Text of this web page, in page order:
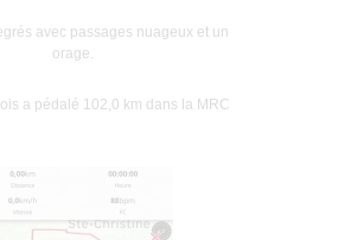
avec passages nuageux et un
orage.
a pédalé 102,0 km dans la MRC